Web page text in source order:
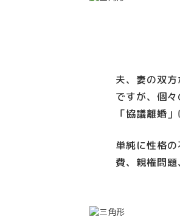
夫、妻の双方
ですが、個
「協議離婚
単純に性格
費、親権問